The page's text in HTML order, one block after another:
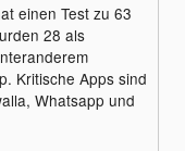
einen Test zu 63
28 als
Kritische Apps sind
Whatsapp und